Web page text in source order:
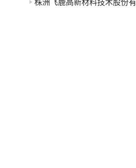
株洲飞鹿高新材料技术股份